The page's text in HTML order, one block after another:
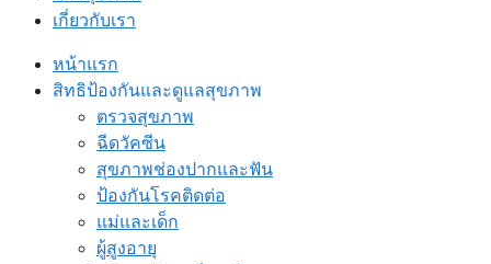
เกี่ยวกับเรา
หน้าแรก
สิทธิป้องกันและดูแลสุขภาพ
ตรวจสุขภาพ
ฉีดวัคซีน
สุขภาพช่องปากและฟัน
ป้องกันโรคติดต่อ
แม่และเด็ก
ผู้สูงอายุ